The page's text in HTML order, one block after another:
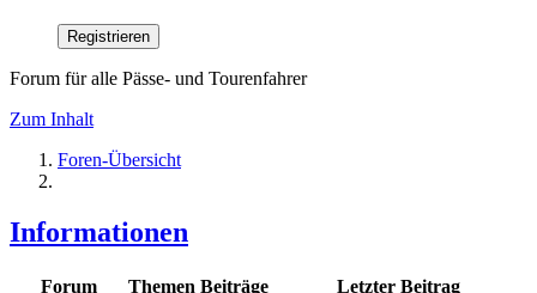
Registrieren
Forum für alle Pässe- und Tourenfahrer
Zum Inhalt
Foren-Übersicht
Informationen
Forum Themen Beiträge Letzter Beitrag